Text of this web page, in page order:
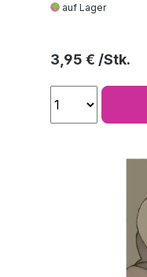
auf Lager
Regulärer Preis:
3,95 €